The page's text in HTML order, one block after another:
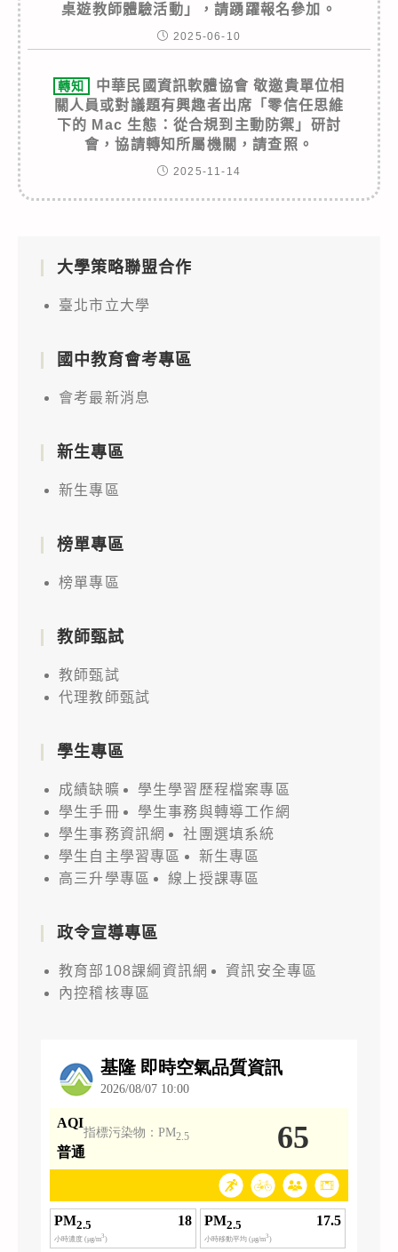
桌遊教師體驗活動」，請踴躍報名參加。
2025-06-10
轉知
中華民國資訊軟體協會 敬邀貴單位相
關人員或對議題有興趣者出席「零信任思維
下的 Mac 生態：從合規到主動防禦」研討
會，協請轉知所屬機關，請查照。
2025-11-14
大學策略聯盟合作
臺北市立大學
國中教育會考專區
會考最新消息
新生專區
新生專區
榜單專區
榜單專區
教師甄試
教師甄試
代理教師甄試
學生專區
成績缺曠
學生學習歷程檔案專區
學生手冊
學生事務與轉導工作網
學生事務資訊網
社團選填系統
學生自主學習專區
新生專區
高三升學專區
線上授課專區
政令宣導專區
教育部108課綱資訊網
資訊安全專區
內控稽核專區